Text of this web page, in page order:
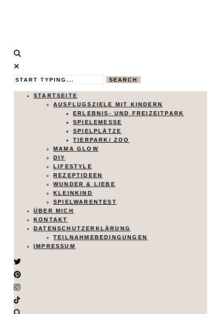
Calistas
Traum
MAMABLOG
SEARCH
STARTSEITE
AUSFLUGSZIELE MIT KINDERN
ERLEBNIS- UND FREIZEITPARK
SPIELEMESSE
SPIELPLÄTZE
TIERPARK/ ZOO
MAMA GLOW
DIY
LIFESTYLE
REZEPTIDEEN
WUNDER & LIEBE
KLEINKIND
SPIELWARENTEST
ÜBER MICH
KONTAKT
DATENSCHUTZERKLÄRUNG
TEILNAHMEBEDINGUNGEN
IMPRESSUM